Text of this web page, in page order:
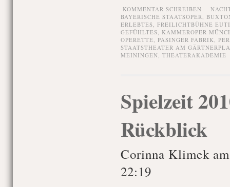
KOMMENTAR SCHREIBEN
BAYERISCHE STAATSOPER,
ERLEBTES, FREILICHTBÜHNE
GEFÜHLTES, KAMMEROPER
OPERETTE, PASINGER FABRIK,
STAATSTHEATER AM
MEININGEN, THEATERAKADEMIE
Spielzeit
Rückblick
Corinna Klimek
22:19